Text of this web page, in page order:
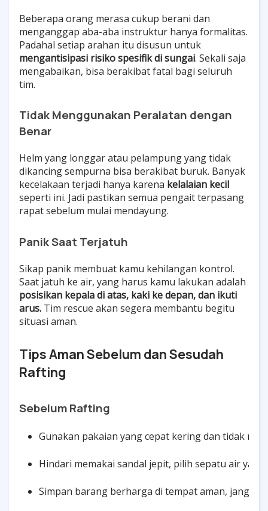
Beberapa orang merasa cukup berani dan
menganggap aba-aba instruktur hanya formalitas.
Padahal setiap arahan itu disusun untuk
mengantisipasi risiko spesifik di sungai. Sekali saja
mengabaikan, bisa berakibat fatal bagi seluruh
tim.
Tidak Menggunakan Peralatan dengan
Benar
Helm yang longgar atau pelampung yang tidak
dikancing sempurna bisa berakibat buruk. Banyak
kecelakaan terjadi hanya karena kelalaian kecil
seperti ini. Jadi pastikan semua pengait terpasang
rapat sebelum mulai mendayung.
Panik Saat Terjatuh
Sikap panik membuat kamu kehilangan kontrol.
Saat jatuh ke air, yang harus kamu lakukan adalah
posisikan kepala di atas, kaki ke depan, dan ikuti
arus. Tim rescue akan segera membantu begitu
situasi aman.
Tips Aman Sebelum dan Sesudah
Rafting
Sebelum Rafting
Gunakan pakaian yang cepat kering dan tidak
Hindari memakai sandal jepit, pilih sepatu air
Simpan barang berharga di tempat aman, jangan